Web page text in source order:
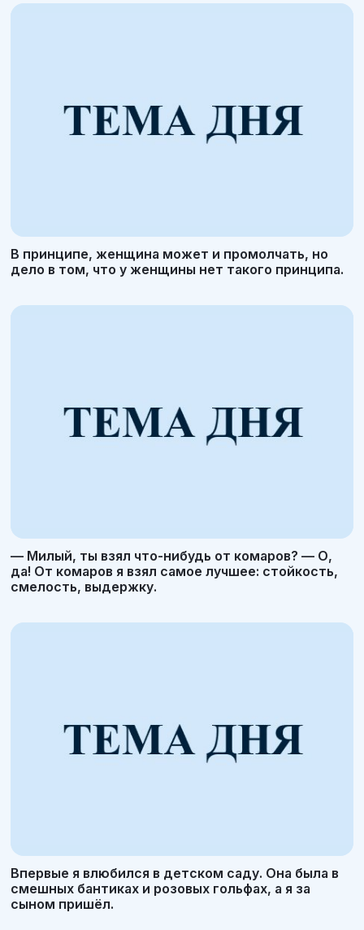
В принципе, женщина может и промолчать, но
дело в том, что у женщины нет такого принципа.
— Милый, ты взял что-нибудь от комаров? — О,
да! От комаров я взял самое лучшее: стойкость,
смелость, выдержку.
Впервые я влюбился в детском саду. Она была в
смешных бантиках и розовых гольфах, а я за
сыном пришёл.